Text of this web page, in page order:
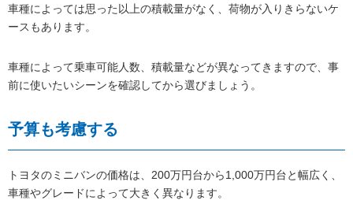
車種によっては思った以上の積載量がなく、荷物が入りきらないケ
ースもあります。
車種によって乗車可能人数、積載量などが異なってきますので、事
前に使いたいシーンを確認してから選びましょう。
予算も考慮する
トヨタのミニバンの価格は、200万円台から1,000万円台と幅広く、
車種やグレードによって大きく異なります。